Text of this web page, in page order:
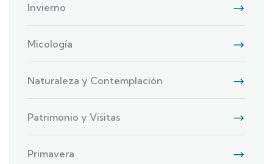
Invierno
Micología
Naturaleza y Contemplación
Patrimonio y Visitas
Primavera